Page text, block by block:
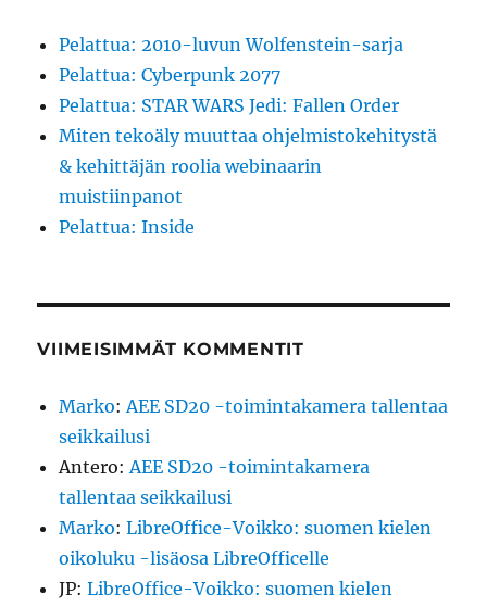
Pelattua: 2010-luvun Wolfenstein-sarja
Pelattua: Cyberpunk 2077
Pelattua: STAR WARS Jedi: Fallen Order
Miten tekoäly muuttaa ohjelmistokehitystä
& kehittäjän roolia webinaarin
muistiinpanot
Pelattua: Inside
VIIMEISIMMÄT KOMMENTIT
Marko:AEE SD20 -toimintakamera tallentaa
seikkailusi
Antero:AEE SD20 -toimintakamera
tallentaa seikkailusi
Marko:LibreOffice-Voikko: suomen kielen
oikoluku -lisäosa LibreOfficelle
JP:LibreOffice-Voikko: suomen kielen